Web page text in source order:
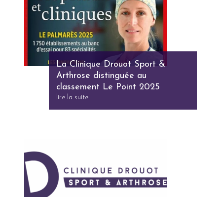
La Clinique Drouot Sport &
Arthrose distinguée au
classement Le Point 2025
lire la suite